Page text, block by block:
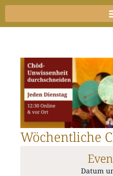
Zum
Inhalt
Wöchentliche
Datum